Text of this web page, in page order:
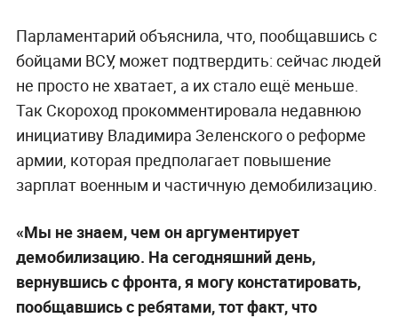
Парламентарий объяснила, что, пообщавшись с
бойцами ВСУ, может подтвердить: сейчас людей
не просто не хватает, а их стало ещё меньше.
Так Скороход прокомментировала недавнюю
инициативу Владимира Зеленского о реформе
армии, которая предполагает повышение
зарплат военным и частичную демобилизацию.
«Мы не знаем, чем он аргументирует
демобилизацию. На сегодняшний день,
вернувшись с фронта, я могу констатировать,
пообщавшись с ребятами, тот факт, что